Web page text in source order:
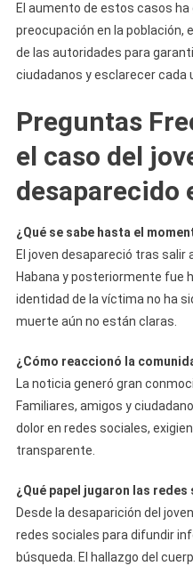
El aumento de estos casos
preocupación en la población,
de las autoridades para
ciudadanos y esclarecer cada
Preguntas
el caso del
desaparecido
¿Qué se sabe hasta el
El joven desapareció tras salir
Habana y posteriormente fue
identidad de la víctima no ha
muerte aún no están claras.
¿Cómo reaccionó la
La noticia generó gran
Familiares, amigos y
dolor en redes sociales,
transparente.
¿Qué papel jugaron las
Desde la desaparición del
redes sociales para difundir
búsqueda. El hallazgo del